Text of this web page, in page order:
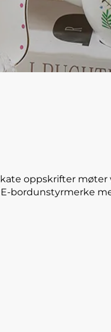
oppskrifter
bordunstyrmerke